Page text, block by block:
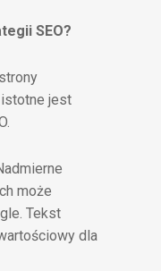
SEO?
istotne jest
może
Tekst
dla